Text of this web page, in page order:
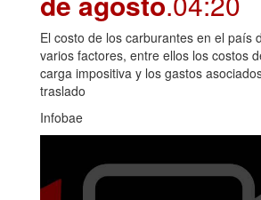
El costo de los carburantes en el país
varios factores, entre ellos los costos
carga impositiva y los gastos
traslado
Infobae